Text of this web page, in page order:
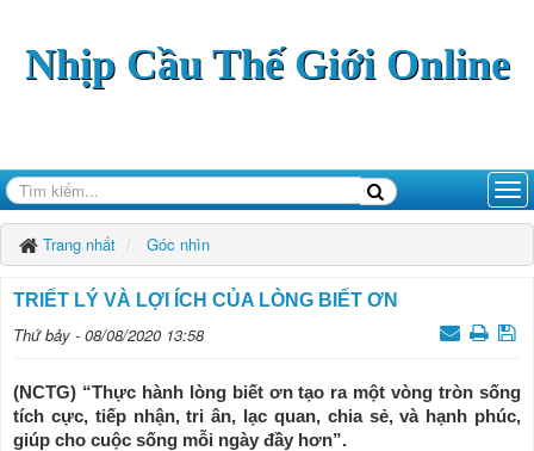
Nhịp Cầu Thế Giới Online
Trang nhất Góc nhìn
TRIẾT LÝ VÀ LỢI ÍCH CỦA LÒNG BIẾT ƠN
Thứ bảy - 08/08/2020 13:58
(NCTG) “Thực hành lòng biết ơn tạo ra một vòng tròn sống
tích cực, tiếp nhận, tri ân, lạc quan, chia sẻ, và hạnh phúc,
giúp cho cuộc sống mỗi ngày đầy hơn”.